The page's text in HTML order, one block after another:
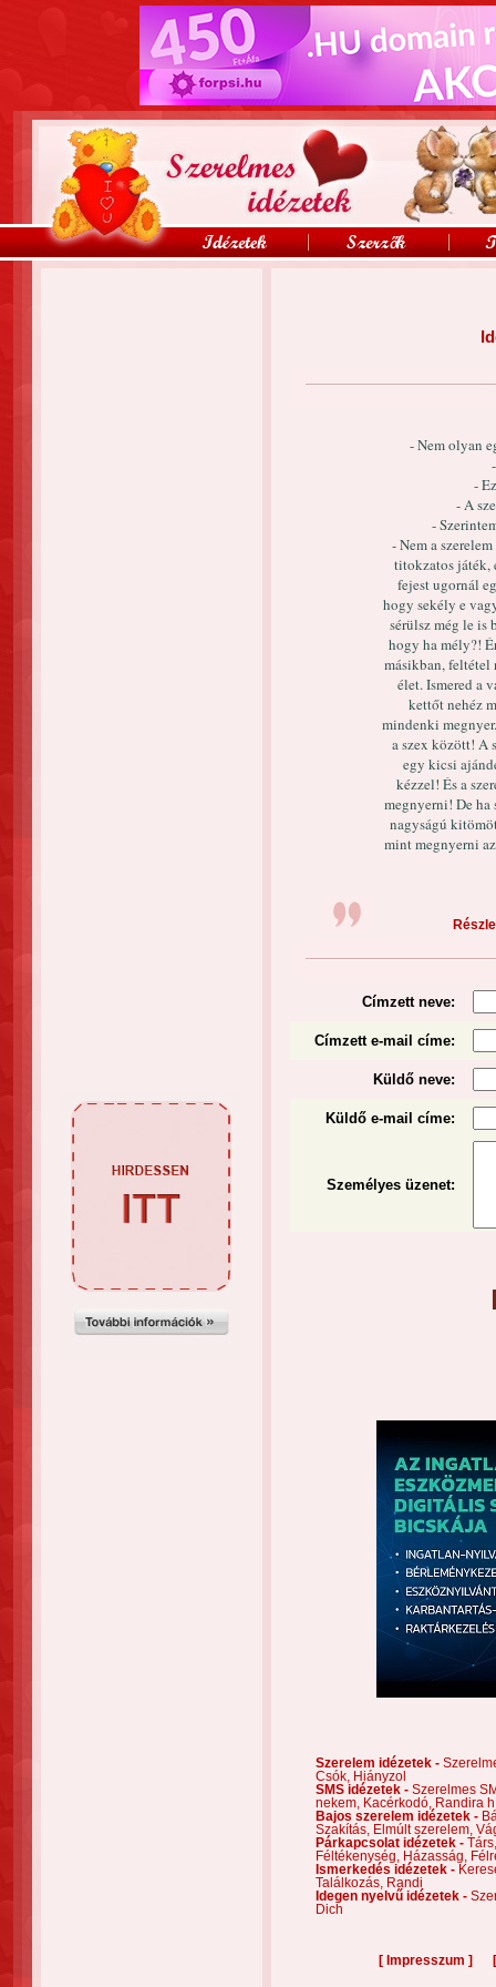
- Nem olyan
-
- A
-
- Nem a
titokzatos játék,
fejest ugornál
hogy sekély e
sérülsz még le
hogy ha mély?!
másikban, feltétel
élet. Ismered a
kettőt nehéz
mindenki
a szex között! A
egy kicsi
kézzel! És a
megnyerni! De ha
nagyságú
mint megnyerni
Címzett neve:
Címzett e-mail címe:
Küldő neve:
Küldő e-mail címe:
Személyes üzenet:
Szerelem idézetek -
Csók,
Hiányzol
SMS idézetek - Szerelmes
nekem,
Kacérkodó,
Randira
Bajos szerelem idézetek -
Szakítás,
Elmúlt szerelem,
Párkapcsolat idézetek -
Féltékenység,
Házasság,
Ismerkedés idézetek -
Találkozás,
Randi
Idegen nyelvű idézetek -
Dich
[ Impresszum ]